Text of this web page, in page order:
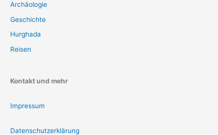
Archäologie
Geschichte
Hurghada
Reisen
Kontakt und mehr
Impressum
Datenschutzerklärung